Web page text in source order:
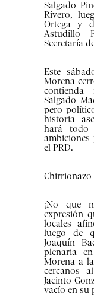
Salgado
Rivero,
Ortega y
Astudillo
Secretaría
Este
Morena
Salgado
pero
historia
hará todo
ambiciones
el PRD.
Chirrionazo
¡No que
expresión
locales
luego de
Joaquín
plenaria
Morena a
cercanos
Jacinto
vacío en su